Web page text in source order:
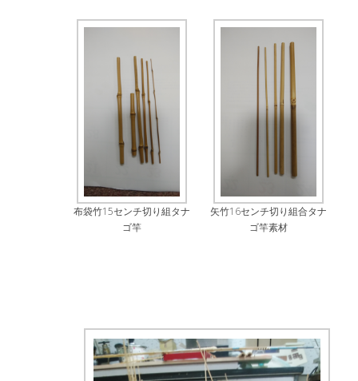
布袋竹15センチ切り組タナ
ゴ竿
矢竹16センチ切り組合タナ
ゴ竿素材